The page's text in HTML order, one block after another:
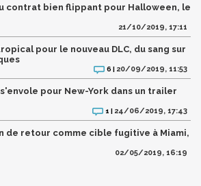
contrat bien flippant pour Halloween, le
21/10/2019, 17:11
pour le nouveau DLC, du sang sur
6 | 20/09/2019, 11:53
pour New-York dans un trailer
1 | 24/06/2019, 17:43
de retour comme cible fugitive à Miami,
02/05/2019, 16:19